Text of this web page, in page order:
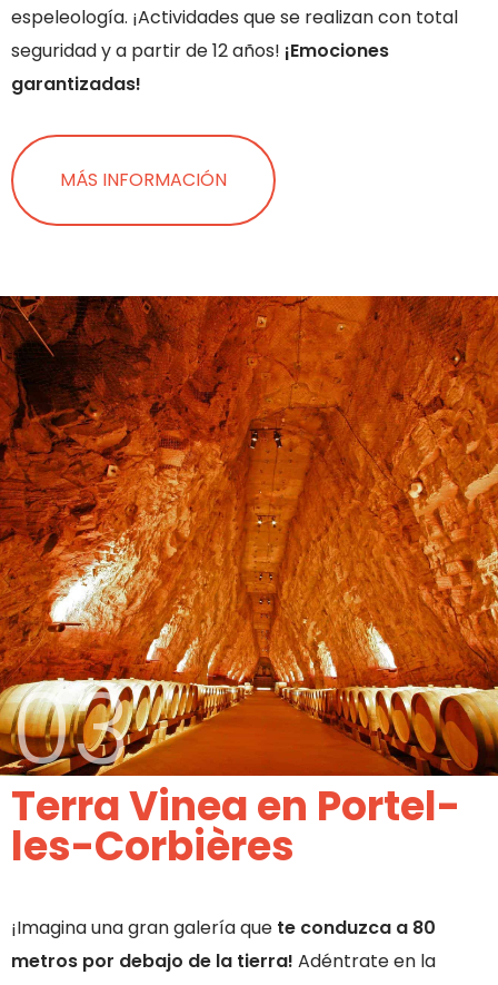
espeleología. ¡Actividades que se realizan con total
seguridad y a partir de 12 años! ¡Emociones
garantizadas!
MÁS INFORMACIÓN
03
Terra Vinea en Portel-
les-Corbières
¡Imagina una gran galería que te conduzca a 80
metros por debajo de la tierra! Adéntrate en la